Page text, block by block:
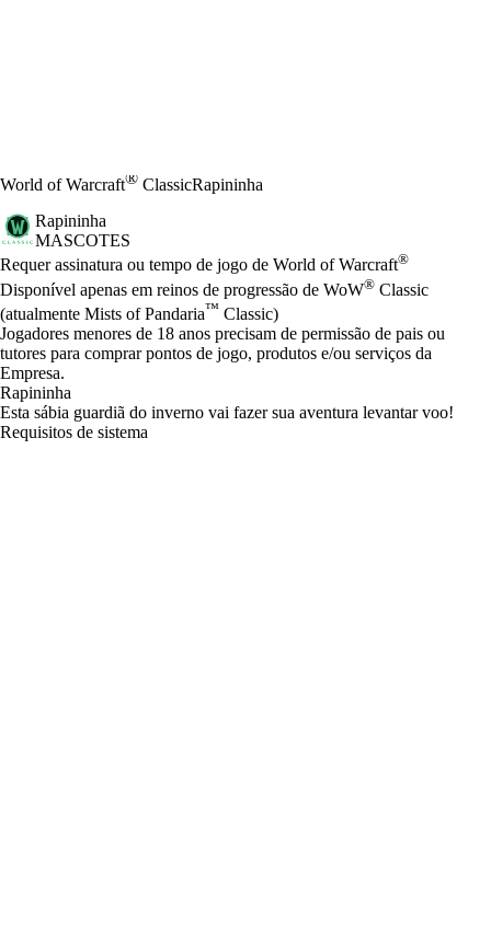
World of Warcraft® ClassicRapininha
Rapininha
MASCOTES
Preço
Available actions
Requer assinatura ou tempo de jogo de World of Warcraft®
Disponível apenas em reinos de progressão de WoW® Classic
(atualmente Mists of Pandaria™ Classic)
Jogadores menores de 18 anos precisam de permissão de pais ou
tutores para comprar pontos de jogo, produtos e/ou serviços da
Empresa.
Rapininha
Esta sábia guardiã do inverno vai fazer sua aventura levantar voo!
Requisitos de sistema